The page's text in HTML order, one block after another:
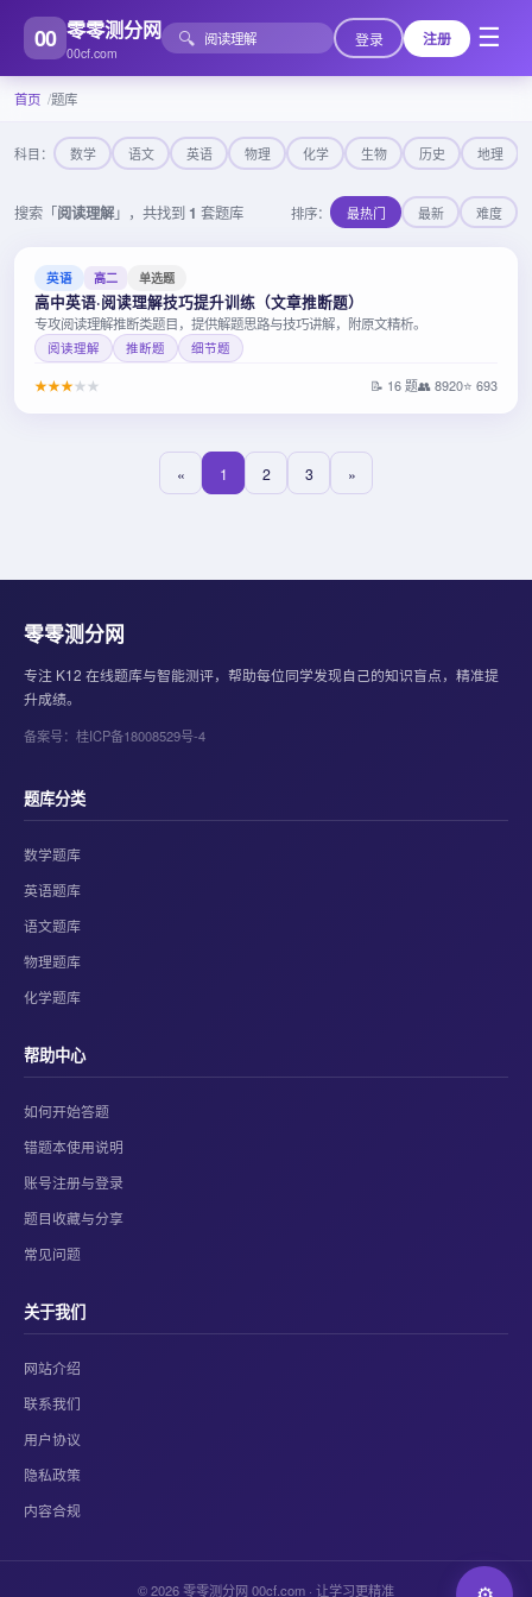
00 零零测分网
00cf.com
🔍 登录 注册 ☰
首页 题库
科目： 数学 语文 英语 物理 化学 生物 历史 地理
搜索「阅读理解」，共找到 1 套题库 排序： 最热门 最新 难度
英语 高二 单选题
高中英语·阅读理解技巧提升训练（文章推断题）
专攻阅读理解推断类题目，提供解题思路与技巧讲解，附原文精析。
阅读理解 推断题 细节题
★★★★ ★ 📝 16 题👥 8920⭐ 693
« 1 2 3 »
零零测分网
专注 K12 在线题库与智能测评，帮助每位同学发现自己的知识盲点，精准提
升成绩。
备案号：桂ICP备18008529号-4
题库分类
数学题库
英语题库
语文题库
物理题库
化学题库
帮助中心
如何开始答题
错题本使用说明
账号注册与登录
题目收藏与分享
常见问题
关于我们
网站介绍
联系我们
用户协议
隐私政策
内容合规
© 2026 零零测分网 00cf.com · 让学习更精准